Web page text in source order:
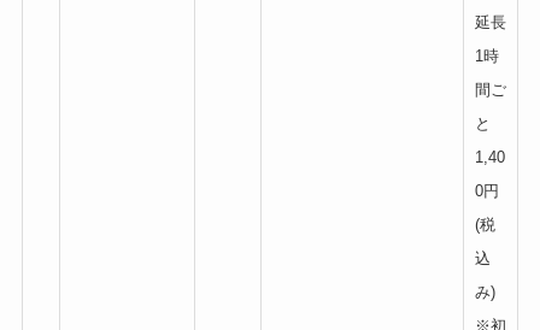
延長
1時
間ご
と
1,40
0円
(税
込
み)
※初